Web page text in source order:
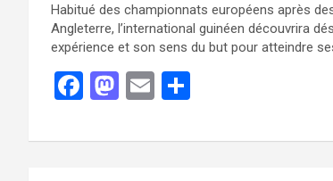
Habitué des championnats européens après
Angleterre, l’international guinéen découvrira
expérience et son sens du but pour atteindre
F
ce
M
st
E
ail ta